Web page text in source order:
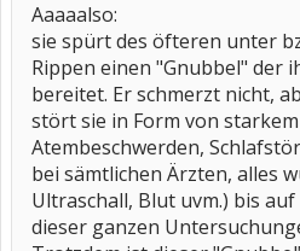
Aaaaalso:
sie spürt des öfteren unter
Rippen einen "Gnubbel" der
bereitet. Er schmerzt nicht,
stört sie in Form von
Atembeschwerden,
bei sämtlichen Ärzten, alles
Ultraschall, Blut uvm.) bis
dieser ganzen